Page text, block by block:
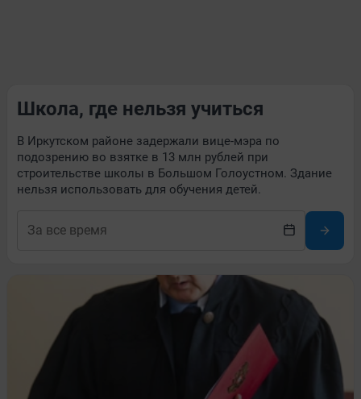
Школа, где нельзя учиться
В Иркутском районе задержали вице-мэра по
подозрению во взятке в 13 млн рублей при
строительстве школы в Большом Голоустном. Здание
нельзя использовать для обучения детей.